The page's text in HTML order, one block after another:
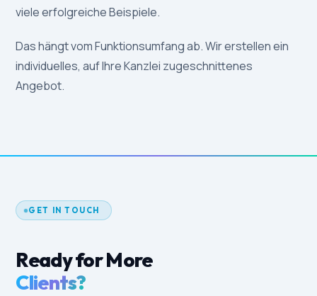
viele erfolgreiche Beispiele.
Das hängt vom Funktionsumfang ab. Wir erstellen ein
individuelles, auf Ihre Kanzlei zugeschnittenes
Angebot.
GET IN TOUCH
Ready for More
Clients?